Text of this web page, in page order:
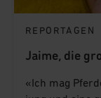
REPORTAGEN
Jaime, die
«Ich mag